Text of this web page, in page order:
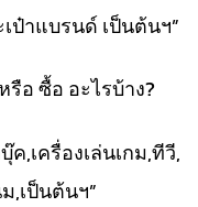
ป๋าแบรนด์ เป็นต้นฯ”
อ ซื้อ อะไรบ้าง?
,เครื่องเล่นเกม,ทีวี,
,เป็นต้นฯ”